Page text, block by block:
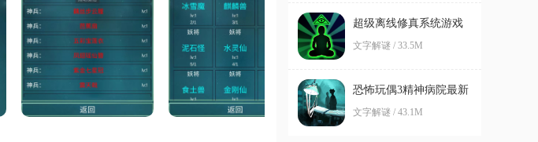
超级离线修真系统游戏
最新版
文字解谜 / 33.5M
恐怖玩偶3精神病院最新
版
文字解谜 / 43.1M